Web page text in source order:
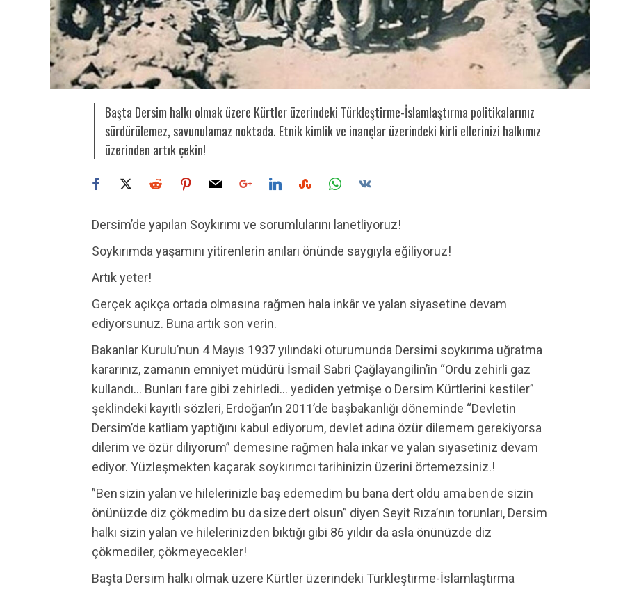
Başta Dersim halkı olmak üzere Kürtler üzerindeki Türkleştirme-İslamlaştırma politikalarınız
sürdürülemez, savunulamaz noktada. Etnik kimlik ve inançlar üzerindeki kirli ellerinizi halkımız
üzerinden artık çekin!
Dersim’de yapılan Soykırımı ve sorumlularını lanetliyoruz!
Soykırımda yaşamını yitirenlerin anıları önünde saygıyla eğiliyoruz!
Artık yeter!
Gerçek açıkça ortada olmasına rağmen hala inkâr ve yalan siyasetine devam
ediyorsunuz. Buna artık son verin.
Bakanlar Kurulu’nun 4 Mayıs 1937 yılındaki oturumunda Dersimi soykırıma uğratma
kararınız, zamanın emniyet müdürü İsmail Sabri Çağlayangilin’in “Ordu zehirli gaz
kullandı… Bunları fare gibi zehirledi… yediden yetmişe o Dersim Kürtlerini kestiler”
şeklindeki kayıtlı sözleri, Erdoğan’ın 2011’de başbakanlığı döneminde “Devletin
Dersim’de katliam yaptığını kabul ediyorum, devlet adına özür dilemem gerekiyorsa
dilerim ve özür diliyorum” demesine rağmen hala inkar ve yalan siyasetiniz devam
ediyor. Yüzleşmekten kaçarak soykırımcı tarihinizin üzerini örtemezsiniz.!
”Ben sizin yalan ve hilelerinizle baş edemedim bu bana dert oldu ama ben de sizin
önünüzde diz çökmedim bu da size dert olsun” diyen Seyit Rıza’nın torunları, Dersim
halkı sizin yalan ve hilelerinizden bıktığı gibi 86 yıldır da asla önünüzde diz
çökmediler, çökmeyecekler!
Başta Dersim halkı olmak üzere Kürtler üzerindeki Türkleştirme-İslamlaştırma